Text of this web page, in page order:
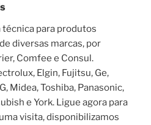
para produtos
diversas marcas, por
Comfee e Consul.
Elgin, Fujitsu, Ge,
Midea, Toshiba, Panasonic,
e York. Ligue agora para
visita, disponibilizamos